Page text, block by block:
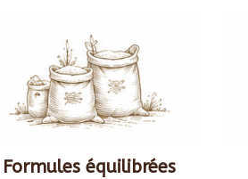
Formules équilibrées